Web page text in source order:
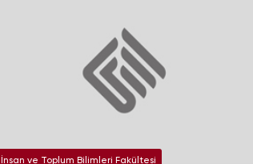
İnsan ve Toplum Bilimleri Fakültesi